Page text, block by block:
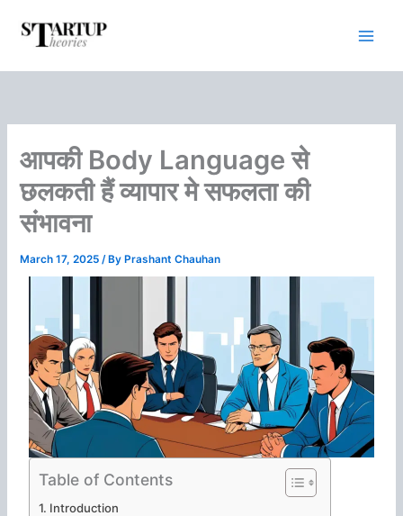
content
आपकी Body Language से
छलकती हैं व्‍यापार मे सफलता की
संभावना
March 17, 2025/ By Prashant Chauhan
Table of Contents
Introduction